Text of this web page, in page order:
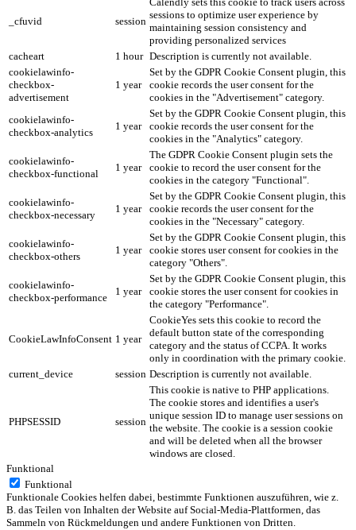
_cfuvid session
sessions to optimize user experience by
maintaining session consistency and
providing personalized services
cacheart
1 hour Description is currently not available.
cookielawinfo-
checkbox-
advertisement
1 year
Set by the GDPR Cookie Consent plugin, this
cookie records the user consent for the
cookies in the "Advertisement" category.
cookielawinfo-
checkbox-analytics
1 year
Set by the GDPR Cookie Consent plugin, this
cookie records the user consent for the
cookies in the "Analytics" category.
cookielawinfo-
checkbox-functional
1 year
The GDPR Cookie Consent plugin sets the
cookie to record the user consent for the
cookies in the category "Functional".
cookielawinfo-
checkbox-necessary
1 year
Set by the GDPR Cookie Consent plugin, this
cookie records the user consent for the
cookies in the "Necessary" category.
cookielawinfo-
checkbox-others
1 year
Set by the GDPR Cookie Consent plugin, this
cookie stores user consent for cookies in the
category "Others".
cookielawinfo-
checkbox-performance
1 year
Set by the GDPR Cookie Consent plugin, this
cookie stores the user consent for cookies in
the category "Performance".
CookieLawInfoConsent 1 year
CookieYes sets this cookie to record the
default button state of the corresponding
category and the status of CCPA. It works
only in coordination with the primary cookie.
current_device
session Description is currently not available.
PHPSESSID session
This cookie is native to PHP applications.
The cookie stores and identifies a user's
unique session ID to manage user sessions on
the website. The cookie is a session cookie
and will be deleted when all the browser
windows are closed.
Funktional
Funktional
Funktionale Cookies helfen dabei, bestimmte Funktionen auszuführen, wie z.
B. das Teilen von Inhalten der Website auf Social-Media-Plattformen, das
Sammeln von Rückmeldungen und andere Funktionen von Dritten.